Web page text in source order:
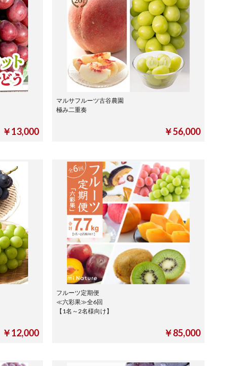
￥13,000
マルサフルーツ古谷農園
極み二重奏
￥56,000
￥12,000
フルーツ定期便
≪六彩果≫全6回
【1名～2名様向け】
￥85,000